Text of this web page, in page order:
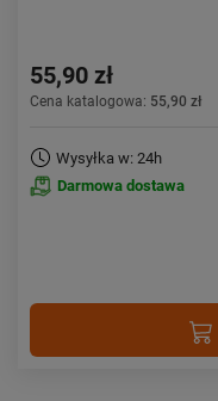
55,90 zł
Cena katalogowa: 55,90 zł
Wysyłka w: 24h
Darmowa dostawa